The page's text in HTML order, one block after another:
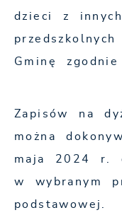
dzieci z innych
Gminę
Zapisów na
można
maja 2024 r.
w wybranym
podstawowej.